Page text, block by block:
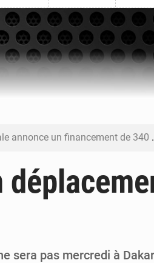
milliards FCFA pour soutenir les priorités de la Vision Sénégal 2050
FCFA pour contenir les prix des carburants et de l’électricité
montée à Podor, les autorités appellent à la vigilance
sera pas mercredi à